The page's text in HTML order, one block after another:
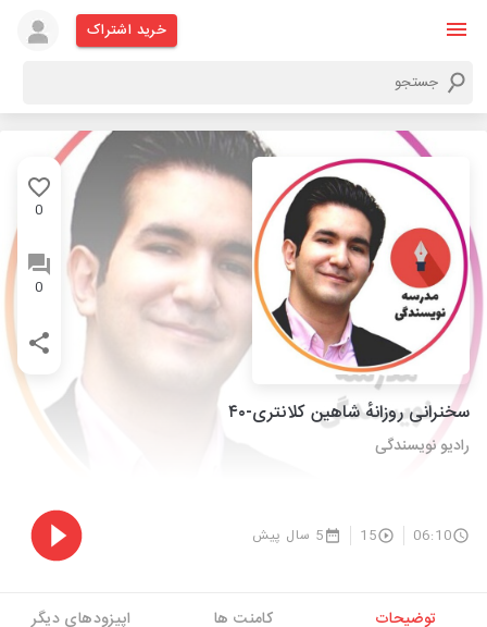
خرید اشتراک
0
0
سخنرانی روزانهٔ شاهین کلانتری-۴۰
رادیو نویسندگی
06:10
15 5 سال پیش
توضیحات کامنت ها اپیزودهای دیگر